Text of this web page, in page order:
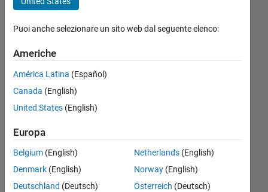
Jhon
Gray
23 Nov
2020
1
Risposta
accettata
Aggiornato
23 Nov
Puoi anche selezionare un sito web dal seguente elenco:
Americhe
América Latina (Español)
Canada (English)
United States (English)
Europa
Belgium (English)
Denmark (English)
Deutschland (Deutsch)
Netherlands(English)
Norway(English)
Österreich (Deutsch)